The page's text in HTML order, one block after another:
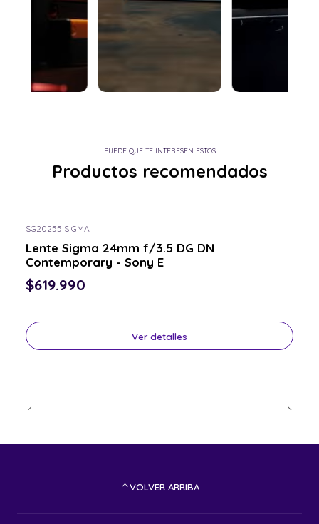
PUEDE QUE TE INTERESEN ESTOS
Productos recomendados
SG20255|SIGMA
Lente Sigma 24mm f/3.5 DG DN
Contemporary - Sony E
$619.990
Ver detalles
VOLVER ARRIBA